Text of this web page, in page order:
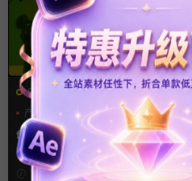
FCPX发生器
产品宣传
企业宣传模板
分屏模板
fcpx插件 34秒14张照片多屏
模特产品广告宣传视频相册
2天前